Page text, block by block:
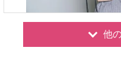
他